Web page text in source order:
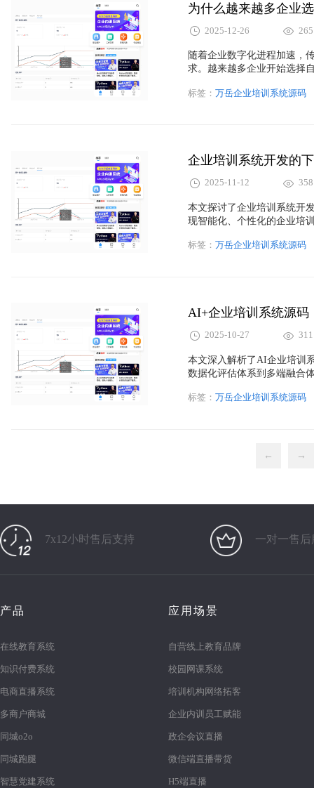
为什么越来越多企业
2025-12-26 265
随着企业数字化进程加速，
求。越来越多企业开始选择
开发成本、提升可控性和长
标签： 万岳企业培训系统源码
企业培训系统开发的
2025-11-12 358
本文探讨了企业培训系统开
现智能化、个性化的企业培
骤与未来趋势，为企业打造
标签： 万岳企业培训系统源码
AI+企业培训系统源码
2025-10-27 311
本文深入解析了AI企业培训
数据化评估体系到多端融合
供强劲动力。本文适合软件
标签： 万岳企业培训系统源码
← →
7x12小时售后支持 一对一售后
产品
在线教育系统
知识付费系统
电商直播系统
多商户商城
同城o2o
同城跑腿
智慧党建系统
应用场景
自营线上教育品牌
校园网课系统
培训机构网络拓客
企业内训员工赋能
政企会议直播
微信端直播带货
H5端直播